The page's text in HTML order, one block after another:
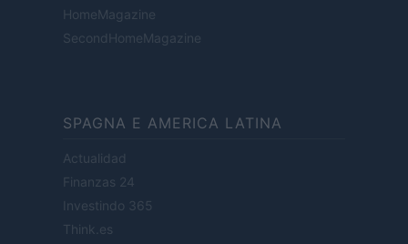
HomeMagazine
SecondHomeMagazine
SPAGNA E AMERICA LATINA
Actualidad
Finanzas 24
Investindo 365
Think.es